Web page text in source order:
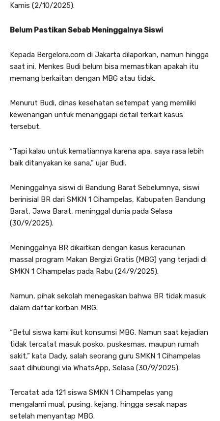
Kamis (2/10/2025).
Belum Pastikan Sebab Meninggalnya Siswi
Kepada Bergelora.com di Jakarta dilaporkan, namun hingga
saat ini, Menkes Budi belum bisa memastikan apakah itu
memang berkaitan dengan MBG atau tidak.
Menurut Budi, dinas kesehatan setempat yang memiliki
kewenangan untuk menanggapi detail terkait kasus
tersebut.
“Tapi kalau untuk kematiannya karena apa, saya rasa lebih
baik ditanyakan ke sana,” ujar Budi.
Meninggalnya siswi di Bandung Barat Sebelumnya, siswi
berinisial BR dari SMKN 1 Cihampelas, Kabupaten Bandung
Barat, Jawa Barat, meninggal dunia pada Selasa
(30/9/2025).
Meninggalnya BR dikaitkan dengan kasus keracunan
massal program Makan Bergizi Gratis (MBG) yang terjadi di
SMKN 1 Cihampelas pada Rabu (24/9/2025).
Namun, pihak sekolah menegaskan bahwa BR tidak masuk
dalam daftar korban MBG.
“Betul siswa kami ikut konsumsi MBG. Namun saat kejadian
tidak tercatat masuk posko, puskesmas, maupun rumah
sakit,” kata Dady, salah seorang guru SMKN 1 Cihampelas
saat dihubungi via WhatsApp, Selasa (30/9/2025).
Tercatat ada 121 siswa SMKN 1 Cihampelas yang
mengalami mual, pusing, kejang, hingga sesak napas
setelah menyantap MBG.